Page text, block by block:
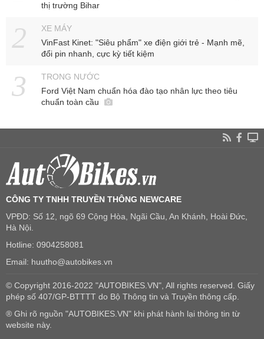
thị trường Bihar
XE MÁY
VinFast Kinet: "Siêu phẩm" xe điện giới trẻ - Mạnh mẽ,
đổi pin nhanh, cực kỳ tiết kiệm
TRONG NƯỚC
Ford Việt Nam chuẩn hóa đào tạo nhân lực theo tiêu
chuẩn toàn cầu
CÔNG TY TNHH TRUYỀN THÔNG NEWCARE
VPĐD: Số 12, ngõ 69 Cộng Hòa, Ngãi Cầu, An Khánh, Hoài Đức,
Hà Nội.
Hotline: 0904258081
Email: huutho@autobikes.vn
© Copyright 2016-2022 "AUTOBIKES.VN", All rights reserved. Giấy
phép số 407/GP-BTTTT do Bộ Thông tin và Truyền thông cấp.
® Ghi rõ nguồn "AUTOBIKES.VN" khi phát hành lại thông tin từ
website này.